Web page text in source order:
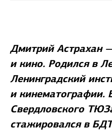
Дмитрий Астрахан
и кино. Родился в
Ленинградский
и кинематографии.
Свердловского
стажировался в